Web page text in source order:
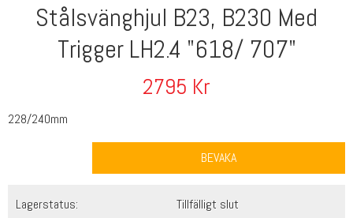
Stålsvänghjul B23, B230 Med
Trigger LH2.4 "618/ 707"
2795 Kr
228/240mm
BEVAKA
Lagerstatus:
Tillfälligt slut